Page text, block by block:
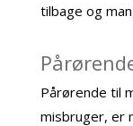
tilbage og
Pårørende til
misbruger, er